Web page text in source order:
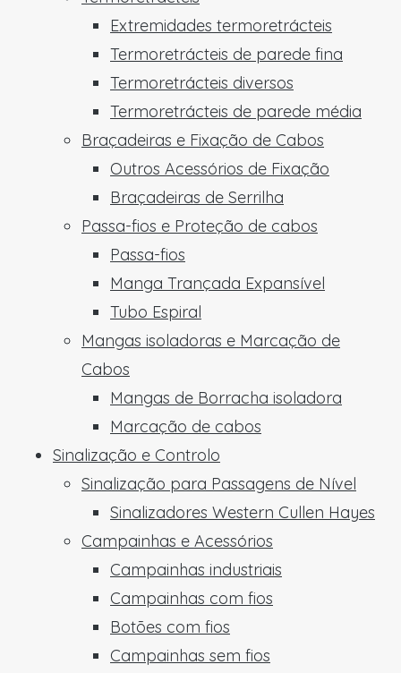
Extremidades termoretrácteis
Termoretrácteis de parede fina
Termoretrácteis diversos
Termoretrácteis de parede média
Braçadeiras e Fixação de Cabos
Outros Acessórios de Fixação
Braçadeiras de Serrilha
Passa-fios e Proteção de cabos
Passa-fios
Manga Trançada Expansível
Tubo Espiral
Mangas isoladoras e Marcação de
Cabos
Mangas de Borracha isoladora
Marcação de cabos
Sinalização e Controlo
Sinalização para Passagens de Nível
Sinalizadores Western Cullen Hayes
Campainhas e Acessórios
Campainhas industriais
Campainhas com fios
Botões com fios
Campainhas sem fios